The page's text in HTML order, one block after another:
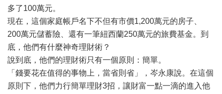
多了100萬元。
現在，這個家庭帳戶名下不但有市價1,200萬元的房子、
200萬元儲蓄險、還有一筆紐西蘭250萬元的旅費基金。到
底，他們有什麼神奇理財術？
說到底，他們的理財術只有一個原則：簡單。
「錢要花在值得的事物上，當省則省」，岑永康說。在這個
原則下，他們力行簡單理財3招，讓財富一點一滴的進入他